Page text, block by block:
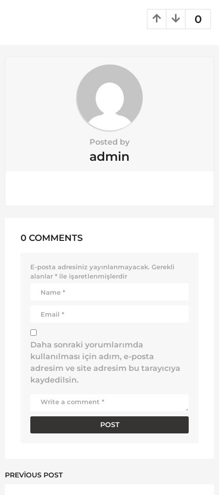
0
Posted by
admin
0 COMMENTS
E-posta adresiniz yayınlanmayacak. Gerekli
alanlar * ile işaretlenmişlerdir
Daha sonraki yorumlarımda
kullanılması için adım, e-posta
adresim ve site adresim bu tarayıcıya
kaydedilsin.
PREVIOUS POST